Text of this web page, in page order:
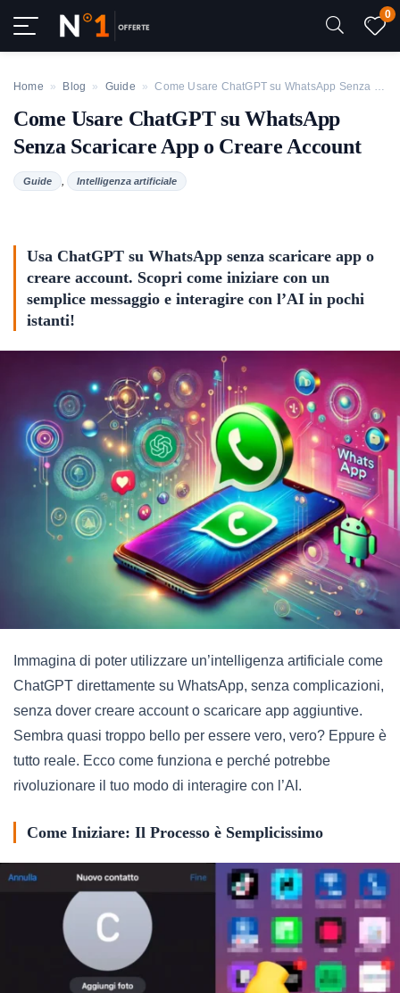
0
Home » Blog » Guide » Come Usare ChatGPT su WhatsApp Senza Scaricare App o Creare Account
Come Usare ChatGPT su WhatsApp
Senza Scaricare App o Creare Account
Guide , Intelligenza artificiale
Usa ChatGPT su WhatsApp senza scaricare app o
creare account. Scopri come iniziare con un
semplice messaggio e interagire con l’AI in pochi
istanti!
Immagina di poter utilizzare un’intelligenza artificiale come
ChatGPT direttamente su WhatsApp, senza complicazioni,
senza dover creare account o scaricare app aggiuntive.
Sembra quasi troppo bello per essere vero, vero? Eppure è
tutto reale. Ecco come funziona e perché potrebbe
rivoluzionare il tuo modo di interagire con l’AI.
Come Iniziare: Il Processo è Semplicissimo